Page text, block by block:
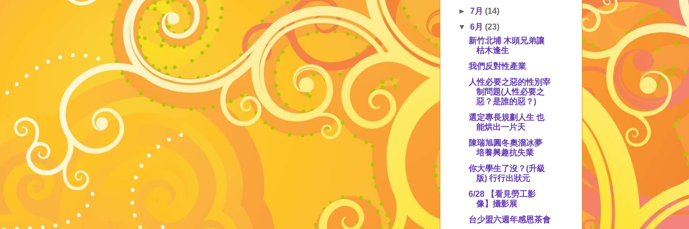
►7月(14)
▼6月(23)
新竹北埔 木頭兄弟讓
枯木逢生
我們反對性產業
人性必要之惡的性別宰
制問題(人性必要之
惡？是誰的惡？)
選定專長規劃人生 也
能烘出一片天
陳瑞旭圓冬奧溜冰夢
培養興趣抗失業
你大學生了沒？(升級
版) 行行出狀元
6/28 【看見勞工影
像】攝影展
台少盟六週年感恩茶會